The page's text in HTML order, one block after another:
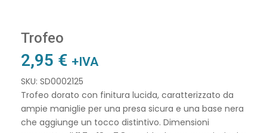
Trofeo
2,95 € +IVA
SKU: SD0002125
Trofeo dorato con finitura lucida, caratterizzato da
ampie maniglie per una presa sicura e una base nera
che aggiunge un tocco distintivo. Dimensioni